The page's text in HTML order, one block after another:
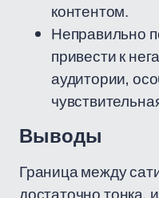
контентом.
Неправильно
привести к
аудитории,
Выводы
Граница между